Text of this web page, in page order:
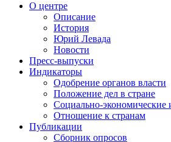
О центре
Описание
История
Юрий Левада
Новости
Пресс-выпуски
Индикаторы
Одобрение органов власти
Положение дел в стране
Социально-экономические
Отношение к странам
Публикации
Сборник опросов